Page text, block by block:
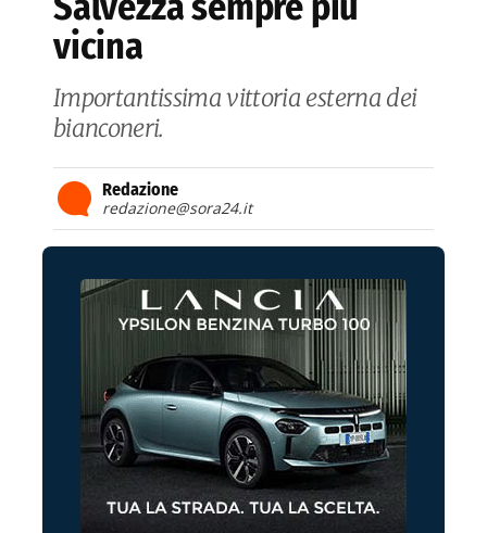
vicina
Importantissima vittoria esterna dei
bianconeri.
Redazione
redazione@sora24.it